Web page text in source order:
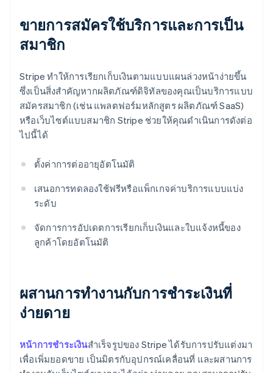
ขายการสมัครใช้บริการและการเป็น
สมาชิก
Stripe ทำให้การเรียกเก็บเงินตามแบบแผนล่วงหน้าง่ายขึ้น
ซึ่งเป็นสิ่งสําคัญหากผลิตภัณฑ์ดิจิทัลของคุณเป็นบริการแบบ
สมัครสมาชิก (เช่น แพลตฟอร์มหลักสูตร ผลิตภัณฑ์ SaaS)
หรือเว็บไซต์แบบสมาชิก Stripe ช่วยให้คุณดําเนินการดังต่อ
ไปนี้ได้
ตั้งค่าการต่ออายุอัตโนมัติ
เสนอการทดลองใช้ฟรีหรือแพ็กเกจค่าบริการแบบแบ่ง
ระดับ
จัดการการอัปเดตการเรียกเก็บเงินและใบแจ้งหนี้ของ
ลูกค้าโดยอัตโนมัติ
ผสานการทํางานกับการชําระเงินที่
ง่ายดาย
หน้าการชําระเงินสําเร็จรูปของ Stripe ได้รับการปรับแต่งมา
เพื่อเพิ่มยอดขาย เป็นมิตรกับอุปกรณ์เคลื่อนที่ และผสานการ